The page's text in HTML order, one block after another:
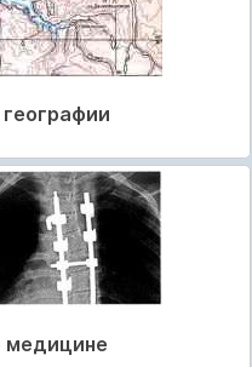
медицине